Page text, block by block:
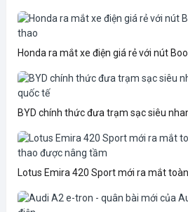
Honda ra mắt xe điện giá rẻ với nút
BYD chính thức đưa trạm sạc siêu
Lotus Emira 420 Sport mới ra mắt toàn